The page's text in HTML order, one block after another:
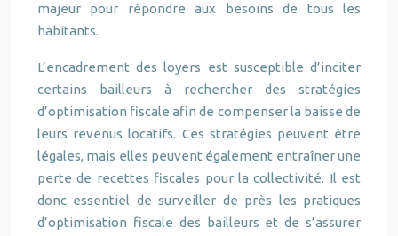
majeur pour répondre aux besoins de tous les
habitants.
L’encadrement des loyers est susceptible d’inciter
certains bailleurs à rechercher des stratégies
d’optimisation fiscale afin de compenser la baisse de
leurs revenus locatifs. Ces stratégies peuvent être
légales, mais elles peuvent également entraîner une
perte de recettes fiscales pour la collectivité. Il est
donc essentiel de surveiller de près les pratiques
d’optimisation fiscale des bailleurs et de s’assurer